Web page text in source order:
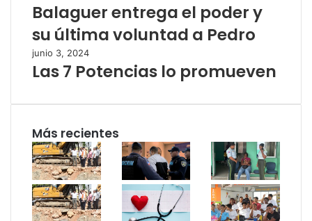
Balaguer entrega el poder y
su última voluntad a Pedro
junio 3, 2024
Las 7 Potencias lo promueven
Más recientes